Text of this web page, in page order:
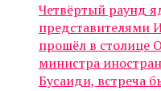
Четвёртый раунд
представителями
прошёл в столице
министра
Бусаиди, встреча